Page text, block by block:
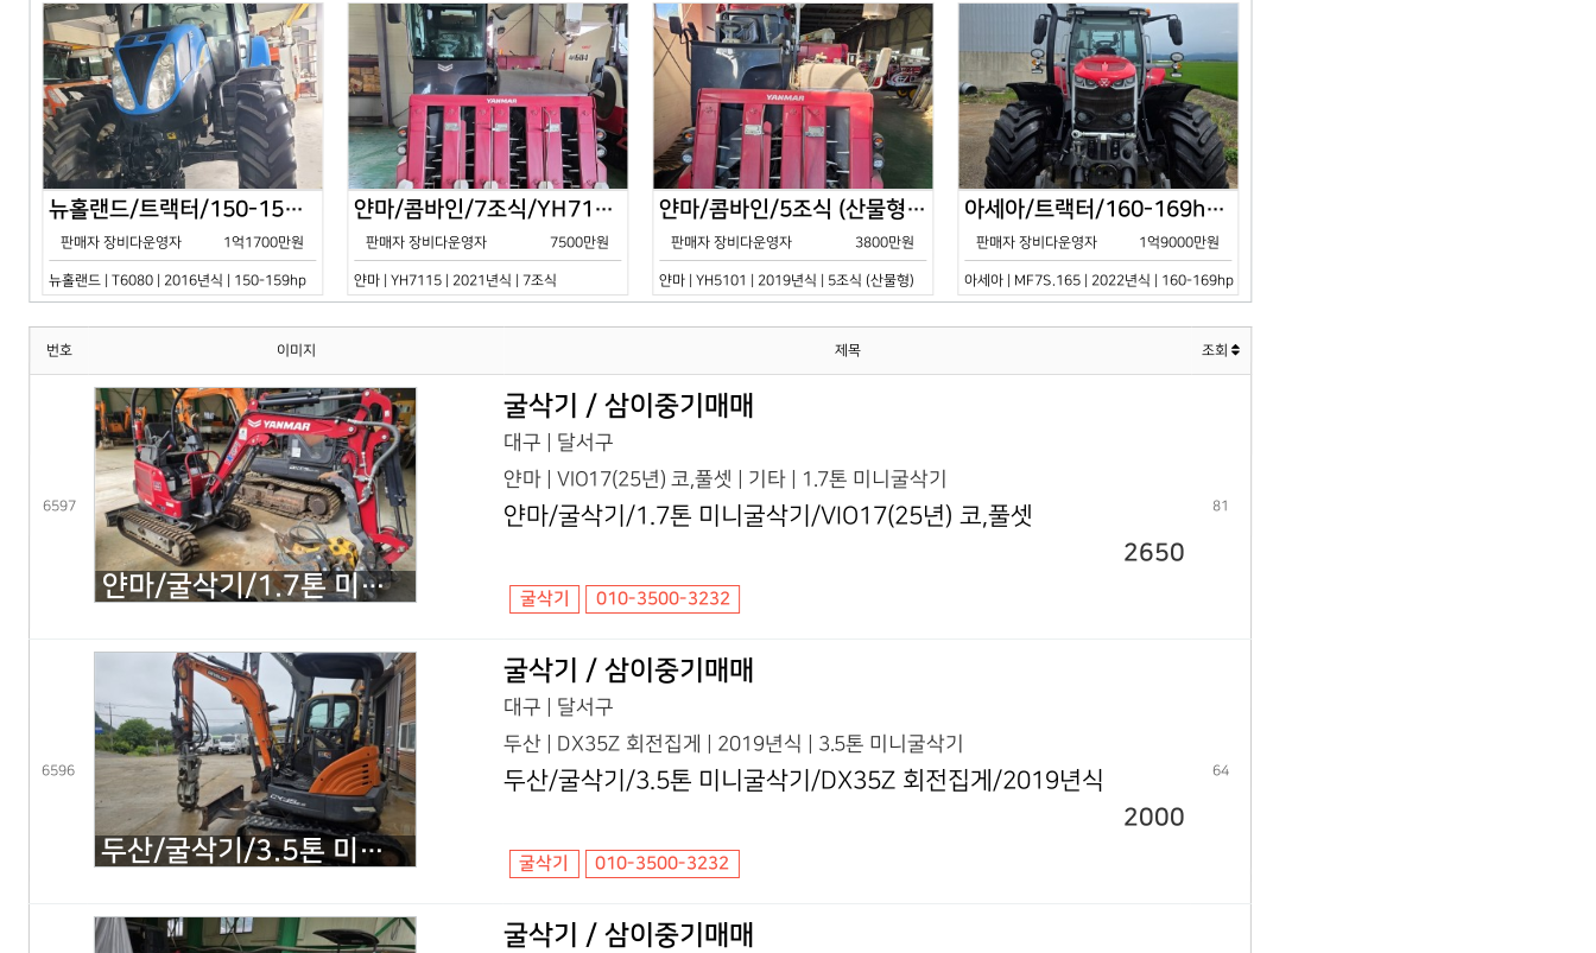
뉴홀랜드/트랙터/150-159hp/T6080/2016년식
판매자 장비다운영자 1억1700만원
뉴홀랜드 | T6080 | 2016년식 | 150-159hp
얀마/콤바인/7조식/YH7115/2021년식
판매자 장비다운영자 7500만원
얀마 | YH7115 | 2021년식 | 7조식
얀마/콤바인/5조식 (산물형)/YH5101/2019년식
판매자 장비다운영자 3800만원
얀마 | YH5101 | 2019년식 | 5조식 (산물형)
아세아/트랙터/160-169hp/MF7S.165/2023년식
판매자 장비다운영자 1억9000만원
아세아 | MF7S.165 | 2022년식 | 160-169hp
번호 이미지 제목 조회
6597
얀마/굴삭기/1.7톤 미니굴삭기/VIO17(25년) 코,풀셋
굴삭기 / 삼이중기매매
대구 | 달서구
얀마 | VIO17(25년) 코,풀셋 | 기타 | 1.7톤 미니굴삭기
얀마/굴삭기/1.7톤 미니굴삭기/VIO17(25년) 코,풀셋
2650
굴삭기 010-3500-3232
81
6596
두산/굴삭기/3.5톤 미니굴삭기/DX35Z 회전집게/2019년식
굴삭기 / 삼이중기매매
대구 | 달서구
두산 | DX35Z 회전집게 | 2019년식 | 3.5톤 미니굴삭기
두산/굴삭기/3.5톤 미니굴삭기/DX35Z 회전집게/2019년식
2000
굴삭기 010-3500-3232
64
굴삭기 / 삼이중기매매